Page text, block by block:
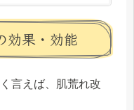
効果・効能
言えば、肌荒れ改